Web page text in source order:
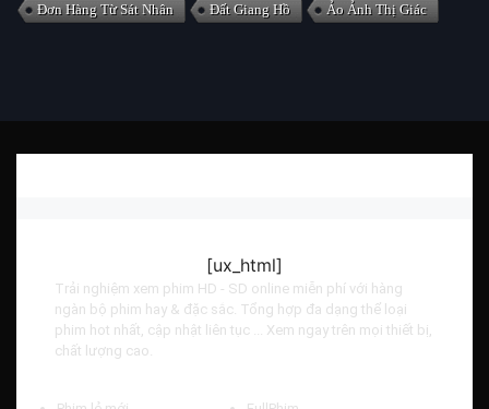
Đơn Hàng Từ Sát Nhân Đất Giang Hồ Ảo Ảnh Thị Giác